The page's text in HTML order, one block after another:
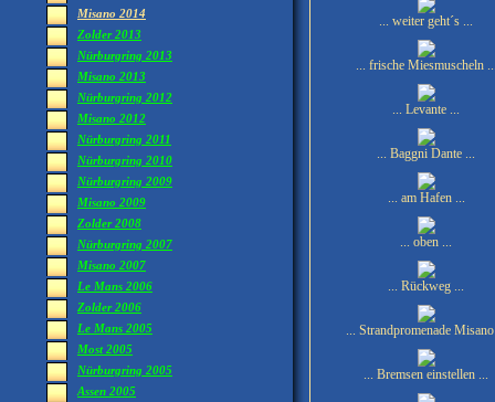
Misano 2014
Zolder 2013
Nürburgring 2013
Misano 2013
Nürburgring 2012
Misano 2012
Nürburgring 2011
Nürburgring 2010
Nürburgring 2009
Misano 2009
Zolder 2008
Nürburgring 2007
Misano 2007
Le Mans 2006
Zolder 2006
Le Mans 2005
Most 2005
Nürburgring 2005
Assen 2005
... weiter geht´s ...
... frische Miesmuscheln
... Levante ...
... Baggni Dante ...
... am Hafen ...
... oben ...
... Rückweg ...
... Strandpromenade
... Bremsen einstellen ...